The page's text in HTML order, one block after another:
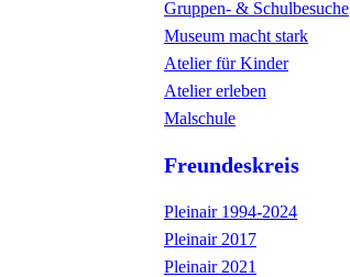
Gruppen- & Schulbesuche
Museum macht stark
Atelier für Kinder
Atelier erleben
Malschule
Freundeskreis
Pleinair 1994-2024
Pleinair 2017
Pleinair 2021